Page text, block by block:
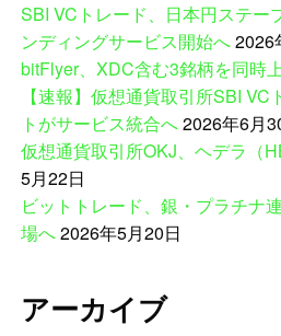
SBI VCトレード、日本円ステー
ンディングサービス開始へ2026
bitFlyer、XDC含む3銘柄を同時
【速報】仮想通貨取引所SBI
トがサービス統合へ2026年6月
仮想通貨取引所OKJ、ヘデラ（
5月22日
ビットトレード、銀・プラチナ
場へ2026年5月20日
アーカイブ